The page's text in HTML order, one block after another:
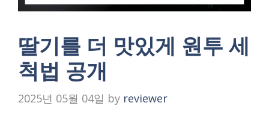
딸기를 더 맛있게 원투 세
척법 공개
2025년 05월 04일 by reviewer